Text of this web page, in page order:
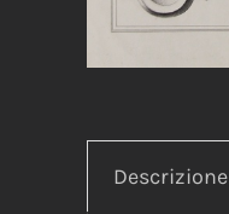
Descrizione